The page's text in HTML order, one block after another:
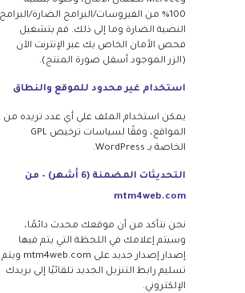
100% من الفيروسات/البرامج الضارة/البرامج
النصية الضارة وما إلى ذلك. قم بتشغيل
فحص الأمان الخاص بك عبر الإنترنت الآن
(الزر الموجود أسفل صورة المنتج).
استخدام غير محدود للموقع والنطاق
يمكن استخدام الملف على أي عدد تريده من
المواقع، وفقًا لسياسات ترخيص GPL
الخاصة بـ WordPress.
التحديثات المضمنة (6 أشهر) – من
mtm4web.com
نحن نتأكد من أن موقعك محدث دائمًا،
وسيتم إعلامك في اللحظة التي يتم فيها
إصدار إصدار جديد على mtm4web.com ويتم
تسليم رابط التنزيل الجديد تلقائيًا إلى بريدك
الإلكتروني.